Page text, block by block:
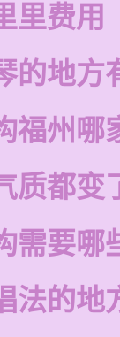
里费用
的地方
福州哪
质都变
需要哪
法的地